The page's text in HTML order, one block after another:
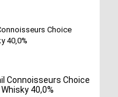
Connoisseurs Choice
40,0%